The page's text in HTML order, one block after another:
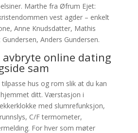
Marthe fra Øfrum Ejet:
vest agder – enkelt
Anne Knudsdatter, Mathis
Anders Gundersen.
avbryte online dating
sam
hus og rom slik at du kan
ditt. Værstasjon i
med slumrefunksjon,
C/F termometer,
For hver som møter